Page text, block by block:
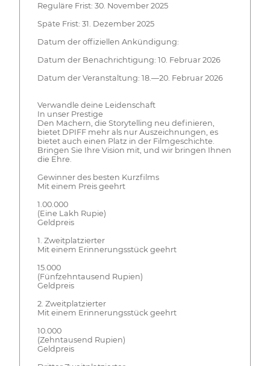
Reguläre Frist: 30. November 2025
Späte Frist: 31. Dezember 2025
Datum der offiziellen Ankündigung:
Datum der Benachrichtigung: 10. Februar 2026
Datum der Veranstaltung: 18.—20. Februar 2026
Verwandle deine Leidenschaft
In unser Prestige
Den Machern, die Storytelling neu definieren,
bietet DPIFF mehr als nur Auszeichnungen, es
bietet auch einen Platz in der Filmgeschichte.
Bringen Sie Ihre Vision mit, und wir bringen Ihnen
die Ehre.
Gewinner des besten Kurzfilms
Mit einem Preis geehrt
1.00.000
(Eine Lakh Rupie)
Geldpreis
1. Zweitplatzierter
Mit einem Erinnerungsstück geehrt
15.000
(Fünfzehntausend Rupien)
Geldpreis
2. Zweitplatzierter
Mit einem Erinnerungsstück geehrt
10.000
(Zehntausend Rupien)
Geldpreis